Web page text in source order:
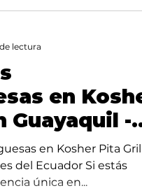
en
Guayaquil -
delen Kosher Pita
del Ecuador Si estás
única en...
lectura